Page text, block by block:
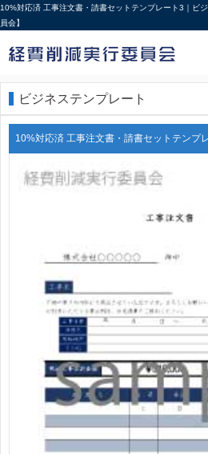
10%対応済 工事注文書・請書セットテンプレート3｜ビ
員会】
ビジネステンプレート
10%対応済 工事注文書・請書セットテンプ